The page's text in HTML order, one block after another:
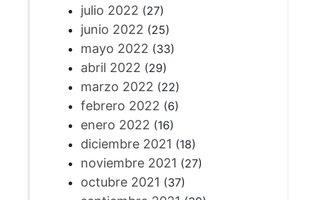
julio 2022 (27)
junio 2022 (25)
mayo 2022 (33)
abril 2022 (29)
marzo 2022 (22)
febrero 2022 (6)
enero 2022 (16)
diciembre 2021 (18)
noviembre 2021 (27)
octubre 2021 (37)